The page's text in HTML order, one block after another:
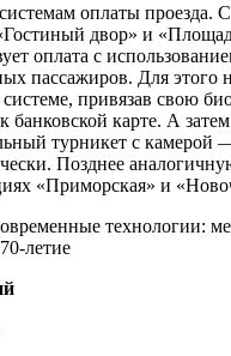
оплаты проезда.
двор» и
оплата с
пассажиров. Для этого
системе, привязав свою
банковской карте. А
турникет с камерой
Позднее
«Приморская» и